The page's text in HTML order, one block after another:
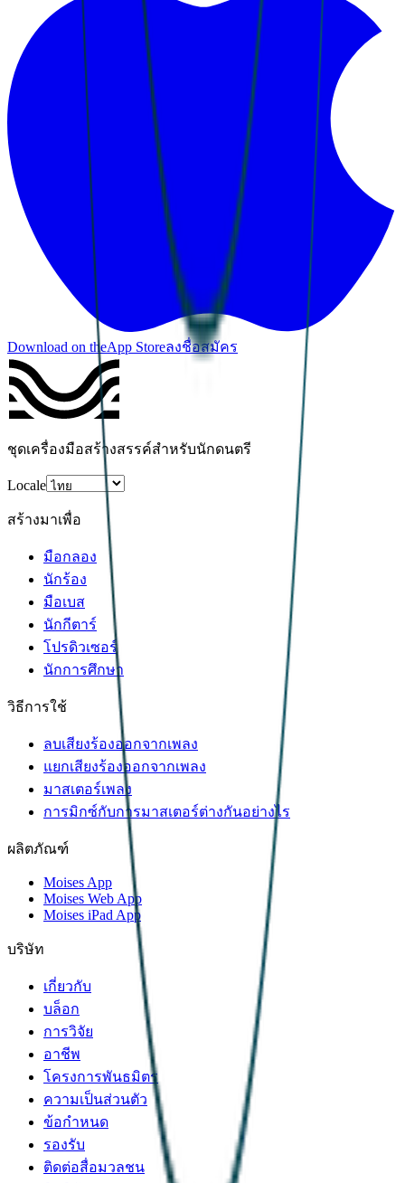
Download on theApp Storeลงชื่อสมัคร
ชุดเครื่องมือสร้างสรรค์สำหรับนักดนตรี
Locale
สร้างมาเพื่อ
มือกลอง
นักร้อง
มือเบส
นักกีตาร์
โปรดิวเซอร์
นักการศึกษา
วิธีการใช้
ลบเสียงร้องออกจากเพลง
แยกเสียงร้องออกจากเพลง
มาสเตอร์เพลง
การมิกซ์กับการมาสเตอร์ต่างกันอย่างไร
ผลิตภัณฑ์
Moises App
Moises Web App
Moises iPad App
บริษัท
เกี่ยวกับ
บล็อก
การวิจัย
อาชีพ
โครงการพันธมิตร
ความเป็นส่วนตัว
ข้อกำหนด
รองรับ
ติดต่อสื่อมวลชน